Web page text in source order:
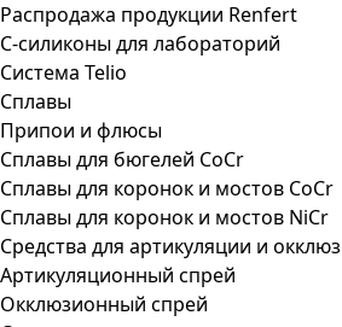
Распродажа продукции Renfert
С-силиконы для лабораторий
Система Telio
Сплавы
Припои и флюсы
Сплавы для бюгелей CoCr
Сплавы для коронок и мостов CoCr
Сплавы для коронок и мостов NiCr
Средства для артикуляции и
Артикуляционный спрей
Окклюзионный спрей